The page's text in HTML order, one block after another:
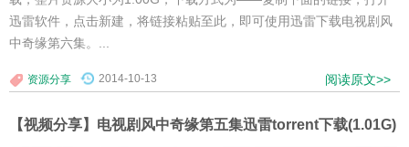
迅雷软件，点击新建，将链接粘贴至此，即可使用迅雷下载电视剧风
中奇缘第六集。...
资源分享 2014-10-13 阅读原文>>
【视频分享】电视剧风中奇缘第五集迅雷torrent下载(1.01G)